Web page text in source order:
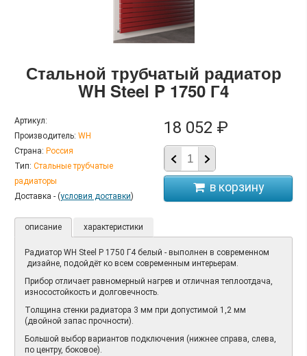
Стальной трубчатый радиатор
WH Steel P 1750 Г4
Артикул:
Производитель: WH
Страна: Россия
Тип: Стальные трубчатые
радиаторы
Доставка - (условия доставки)
18 052 ₽
в корзину
описание характеристики
Радиатор WH Steel P 1750 Г4 белый - выполнен в современном
дизайне, подойдёт ко всем современным интерьерам.
Прибор отличает равномерный нагрев и отличная теплоотдача,
износостойкость и долговечность.
Толщина стенки радиатора 3 мм при допустимой 1,2 мм
(двойной запас прочности).
Большой выбор вариантов подключения (нижнее справа, слева,
по центру, боковое).